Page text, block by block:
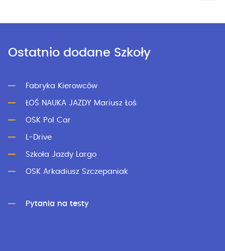
Ostatnio dodane Szkoły
Fabryka Kierowców
ŁOŚ NAUKA JAZDY Mariusz Łoś
OSK Pol Car
L-Drive
Szkoła Jazdy Largo
OSK Arkadiusz Szczepaniak
Pytania na testy